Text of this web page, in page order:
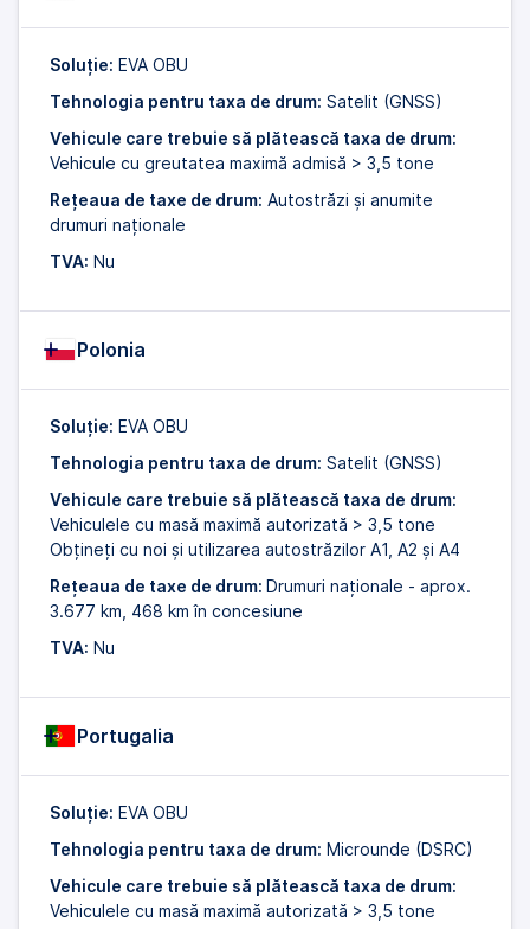
Soluție: EVA OBU
Tehnologia pentru taxa de drum: Satelit (GNSS)
Vehicule care trebuie să plătească taxa de drum:
Vehicule cu greutatea maximă admisă > 3,5 tone
Rețeaua de taxe de drum: Autostrăzi și anumite
drumuri naționale
TVA: Nu
Polonia
Soluție: EVA OBU
Tehnologia pentru taxa de drum: Satelit (GNSS)
Vehicule care trebuie să plătească taxa de drum:
Vehiculele cu masă maximă autorizată > 3,5 tone
Obțineți cu noi și utilizarea autostrăzilor A1, A2 și A4
Rețeaua de taxe de drum: Drumuri naționale - aprox.
3.677 km, 468 km în concesiune
TVA: Nu
Portugalia
Soluție: EVA OBU
Tehnologia pentru taxa de drum: Microunde (DSRC)
Vehicule care trebuie să plătească taxa de drum:
Vehiculele cu masă maximă autorizată > 3,5 tone